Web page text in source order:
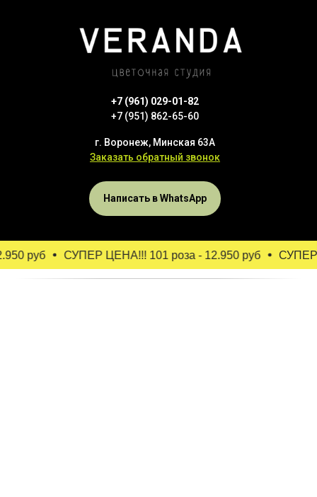
+7 (961) 029-01-82
+7 (951) 862-65-60
г. Воронеж, Минская 63А
Заказать обратный звонок
Написать в WhatsApp
руб СУПЕР ЦЕНА!!! 101 роза - 12.950 руб СУПЕР